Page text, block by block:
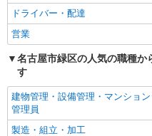
ドライバー・配達
営業
名古屋市緑区の人気の職種か
す
建物管理・設備管理・マンション
管理員
製造・組立・加工